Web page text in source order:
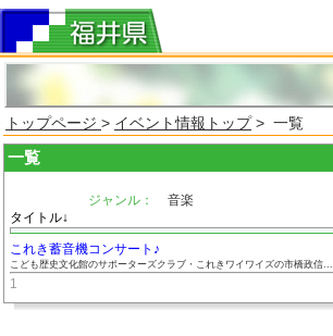
トップページ > イベント情報トップ> 一覧
一覧
ジャンル：
音楽
タイトル↓
これき蓄音機コンサート♪
こども歴史文化館のサポーターズクラブ・これきワイワイズの市橋政信...
1